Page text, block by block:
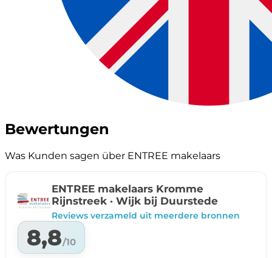
Bewertungen
Was Kunden sagen über ENTREE makelaars